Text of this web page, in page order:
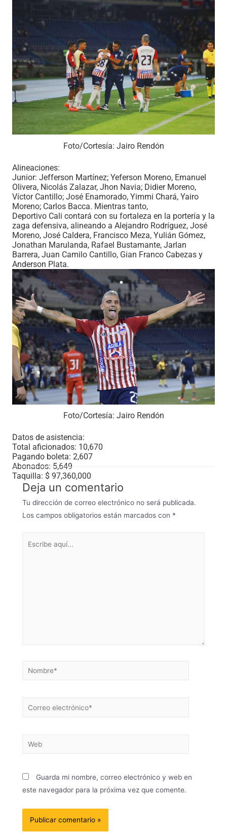
Foto/Cortesía: Jairo Rendón
Alineaciones:
Junior: Jefferson Martínez; Yeferson Moreno, Emanuel
Olivera, Nicolás Zalazar, Jhon Navia; Didier Moreno,
Víctor Cantillo; José Enamorado, Yimmi Chará, Yairo
Moreno; Carlos Bacca. Mientras tanto,
Deportivo Cali contará con su fortaleza en la portería y la
zaga defensiva, alineando a Alejandro Rodríguez, José
Moreno, José Caldera, Francisco Meza, Yulián Gómez,
Jonathan Marulanda, Rafael Bustamante, Jarlan
Barrera, Juan Camilo Cantillo, Gian Franco Cabezas y
Anderson Plata.
Foto/Cortesía: Jairo Rendón
Datos de asistencia:
Total aficionados: 10,670
Pagando boleta: 2,607
Abonados: 5,649
Taquilla: $ 97,360,000
Deja un comentario
Tu dirección de correo electrónico no será publicada.
Los campos obligatorios están marcados con *
Guarda mi nombre, correo electrónico y web en
este navegador para la próxima vez que comente.